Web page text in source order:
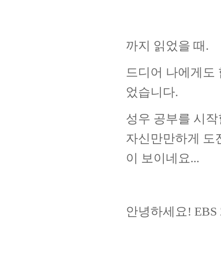
까지 읽었을 때.
드디어 나에게도
었습니다.
성우 공부를 시
자신만만하게 도
이 보이네요...
안녕하세요! EBS